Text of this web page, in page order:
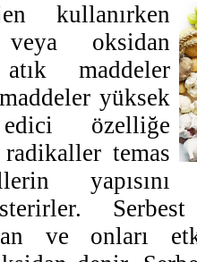
kullanırken
oksidan
maddeler
yüksek
özelliğe
temas
yapısını
ve onları